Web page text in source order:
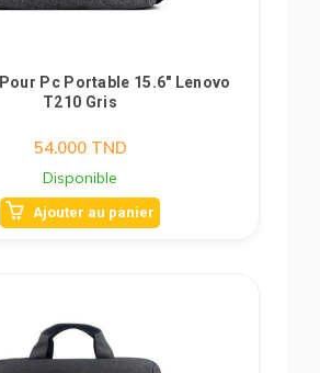
Pc Portable 15.6" Lenovo
T210 Gris
54.000TND
Disponible
Ajouter au panier